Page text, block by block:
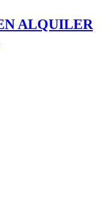
ALQUILER